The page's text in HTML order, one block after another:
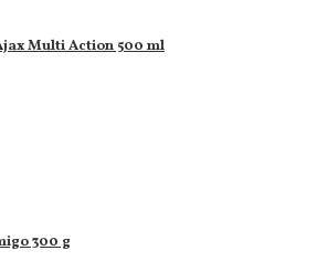
Multi Action 500 ml
300 g